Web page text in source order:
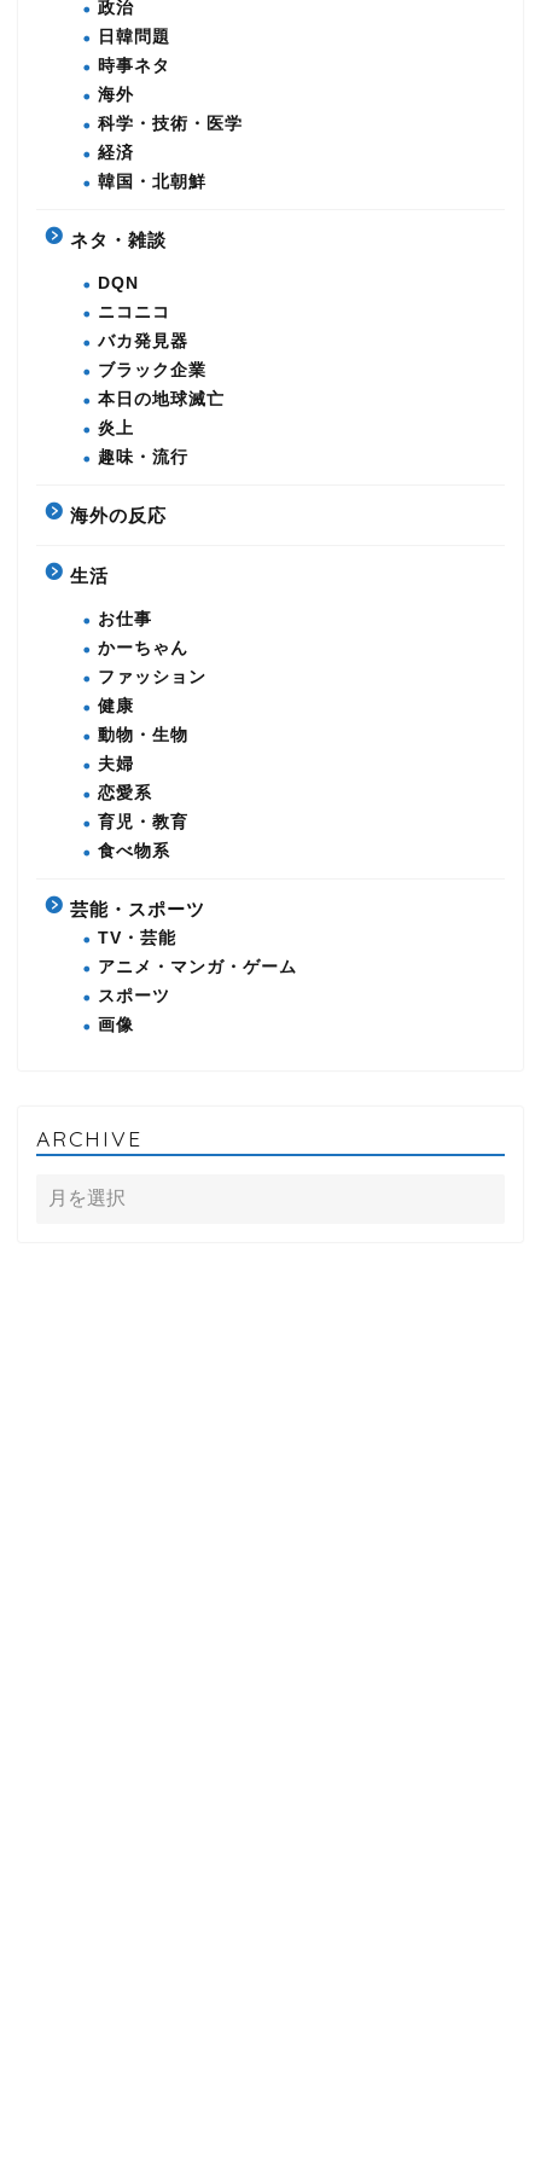
政治
日韓問題
時事ネタ
海外
科学・技術・医学
経済
韓国・北朝鮮
ネタ・雑談
DQN
ニコニコ
バカ発見器
ブラック企業
本日の地球滅亡
炎上
趣味・流行
海外の反応
生活
お仕事
かーちゃん
ファッション
健康
動物・生物
夫婦
恋愛系
育児・教育
食べ物系
芸能・スポーツ
TV・芸能
アニメ・マンガ・ゲーム
スポーツ
画像
ARCHIVE